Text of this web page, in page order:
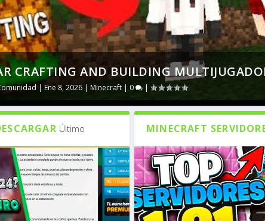
CRAFTING AND BUILDING
| Ene 8, 2026 | Minecraft | 0 |
Último MINECRAFT